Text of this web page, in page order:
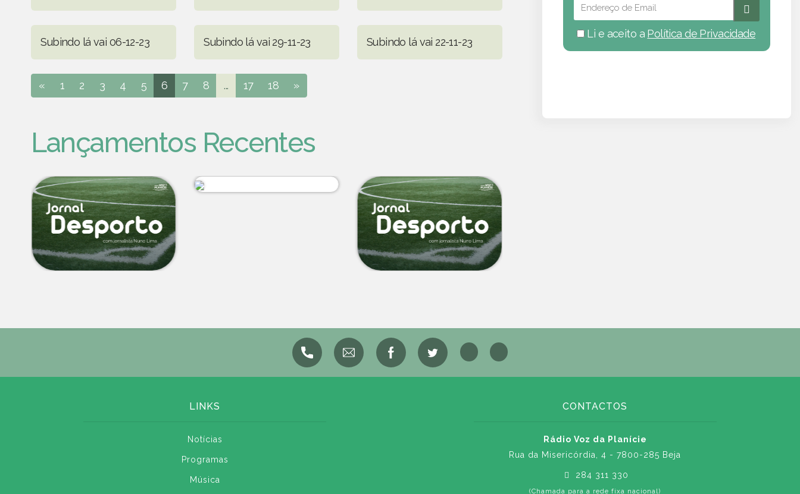
Subindo lá vai 06-12-23 Subindo lá vai 29-11-23 Subindo lá vai 22-11-23
« 1 2 3 4 5 6 7 8 ... 17 18 »
Lançamentos Recentes
Li e aceito a Política de Privacidade
LINKS
Notícias
Programas
Música
CONTACTOS
Rádio Voz da Planície
Rua da Misericórdia, 4 - 7800-285 Beja
284 311 330
(Chamada para a rede fixa nacional)